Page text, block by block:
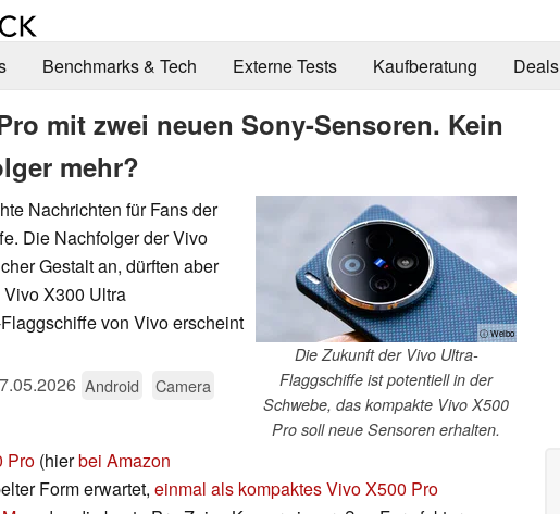
Benchmarks & Tech Externe Tests Kaufberatung Deals
mit zwei neuen Sony-Sensoren. Kein
mehr?
ⓘ Weibo
Die Zukunft der Vivo Ultra-
Flaggschiffe ist potentiell in der
Schwebe, das kompakte Vivo X500
Pro soll neue Sensoren erhalten.
Nachrichten für Fans der
Die Nachfolger der Vivo
Gestalt an, dürften aber
X300 Ultra
von Vivo erscheint
Android
Camera
Pro (hierbei Amazon
Form erwartet, einmal als kompaktes Vivo X500 Pro